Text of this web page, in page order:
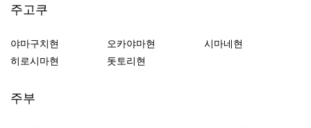
주고쿠
야마구치현 오카야마현
시마네현
히로시마현
돗토리현
주부